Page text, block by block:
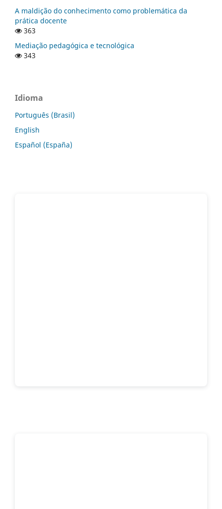
A maldição do conhecimento como problemática da
prática docente
363
Mediação pedagógica e tecnológica
343
Idioma
Português (Brasil)
English
Español (España)